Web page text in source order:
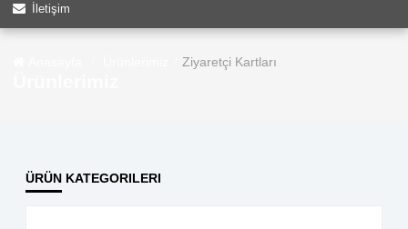
İletişim
Ziyaretçi Kartları
ÜRÜN KATEGORILERI